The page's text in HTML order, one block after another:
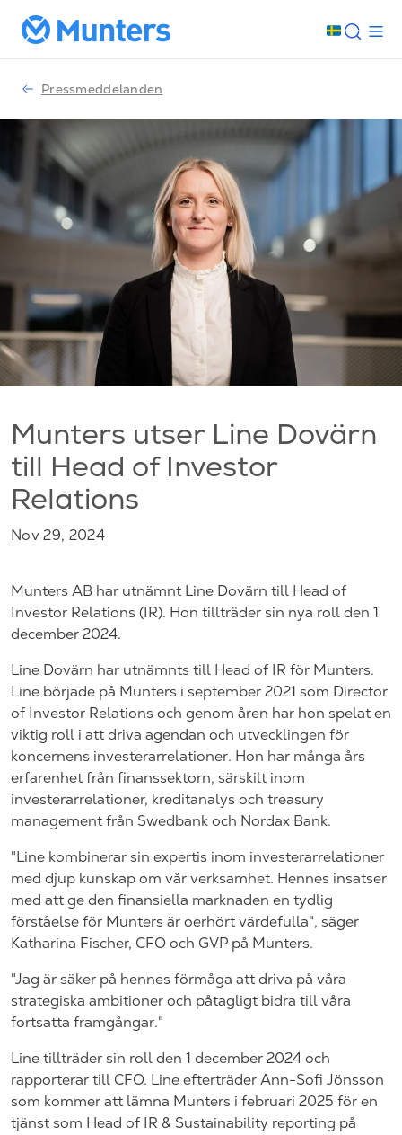
Pressmeddelanden
Munters utser Line Dovärn
till Head of Investor
Relations
Nov 29, 2024
Munters AB har utnämnt Line Dovärn till Head of
Investor Relations (IR). Hon tillträder sin nya roll den 1
december 2024.
Line Dovärn har utnämnts till Head of IR för Munters.
Line började på Munters i september 2021 som Director
of Investor Relations och genom åren har hon spelat en
viktig roll i att driva agendan och utvecklingen för
koncernens investerarrelationer. Hon har många års
erfarenhet från finanssektorn, särskilt inom
investerarrelationer, kreditanalys och treasury
management från Swedbank och Nordax Bank.
"Line kombinerar sin expertis inom investerarrelationer
med djup kunskap om vår verksamhet. Hennes insatser
med att ge den finansiella marknaden en tydlig
förståelse för Munters är oerhört värdefulla", säger
Katharina Fischer, CFO och GVP på Munters.
"Jag är säker på hennes förmåga att driva på våra
strategiska ambitioner och påtagligt bidra till våra
fortsatta framgångar."
Line tillträder sin roll den 1 december 2024 och
rapporterar till CFO. Line efterträder Ann-Sofi Jönsson
som kommer att lämna Munters i februari 2025 för en
tjänst som Head of IR & Sustainability reporting på